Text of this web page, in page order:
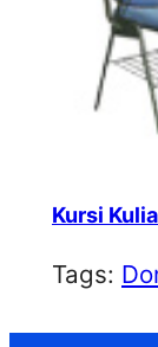
Kursi
Tags: